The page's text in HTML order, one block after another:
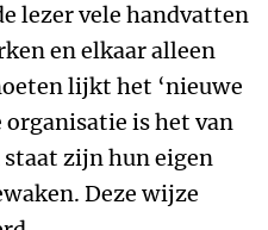
lezer vele handvatten
en elkaar alleen
lijkt het ‘nieuwe
is het van
zijn hun eigen
Deze wijze